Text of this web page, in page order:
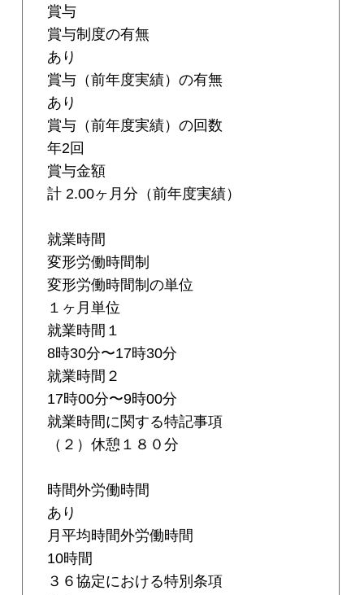
賞与
賞与制度の有無
あり
賞与（前年度実績）の有無
あり
賞与（前年度実績）の回数
年2回
賞与金額
計 2.00ヶ月分（前年度実績）
就業時間
変形労働時間制
変形労働時間制の単位
１ヶ月単位
就業時間１
8時30分〜17時30分
就業時間２
17時00分〜9時00分
就業時間に関する特記事項
（２）休憩１８０分
時間外労働時間
あり
月平均時間外労働時間
10時間
３６協定における特別条項